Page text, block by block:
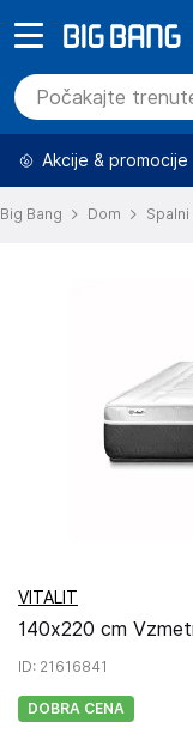
Akcije & promocije
Big Bang Dom
VITALIT
140x220 cm
ID: 21616841
DOBRA CENA